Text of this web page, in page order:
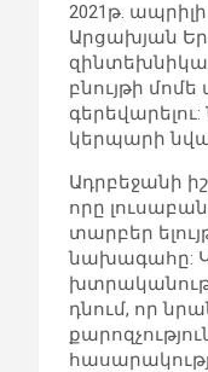
2021թ.
Արցախյան
բնույթի
կերպարի
Ադրբեջանի
որը
տարբեր
նախագահը:
դնում, որ